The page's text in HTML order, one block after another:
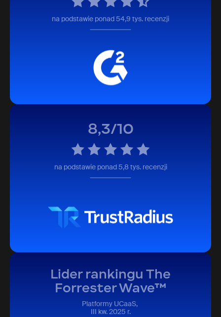
na podstawie ponad 54,9 tys. recenzji
8,3/10
na podstawie ponad 5,8 tys. recenzji
Lider rankingu The
Forrester Wave™
Platformy UCaaS,
III kw. 2025 r.